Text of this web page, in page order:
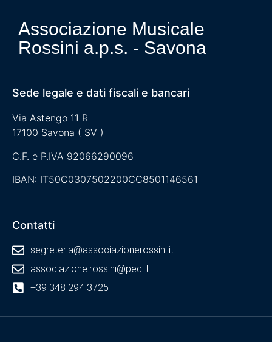
Associazione Musicale
Rossini a.p.s. - Savona
Sede legale e dati fiscali e bancari
Via Astengo 11 R
17100 Savona ( SV )
C.F. e P.IVA 92066290096
IBAN: IT50C0307502200CC8501146561
Contatti
segreteria@associazionerossini.it
associazione.rossini@pec.it
+39 348 294 3725